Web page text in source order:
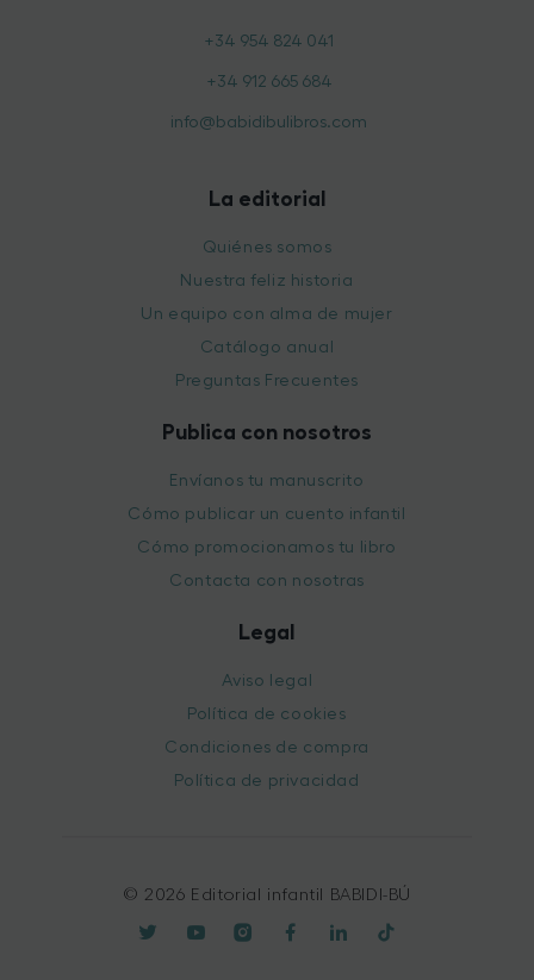
+34 954 824 041
+34 912 665 684
info@babidibulibros.com
La editorial
Quiénes somos
Nuestra feliz historia
Un equipo con alma de mujer
Catálogo anual
Preguntas Frecuentes
Publica con nosotros
Envíanos tu manuscrito
Cómo publicar un cuento infantil
Cómo promocionamos tu libro
Contacta con nosotras
Legal
Aviso legal
Política de cookies
Condiciones de compra
Política de privacidad
© 2026 Editorial infantil BABIDI-BÚ